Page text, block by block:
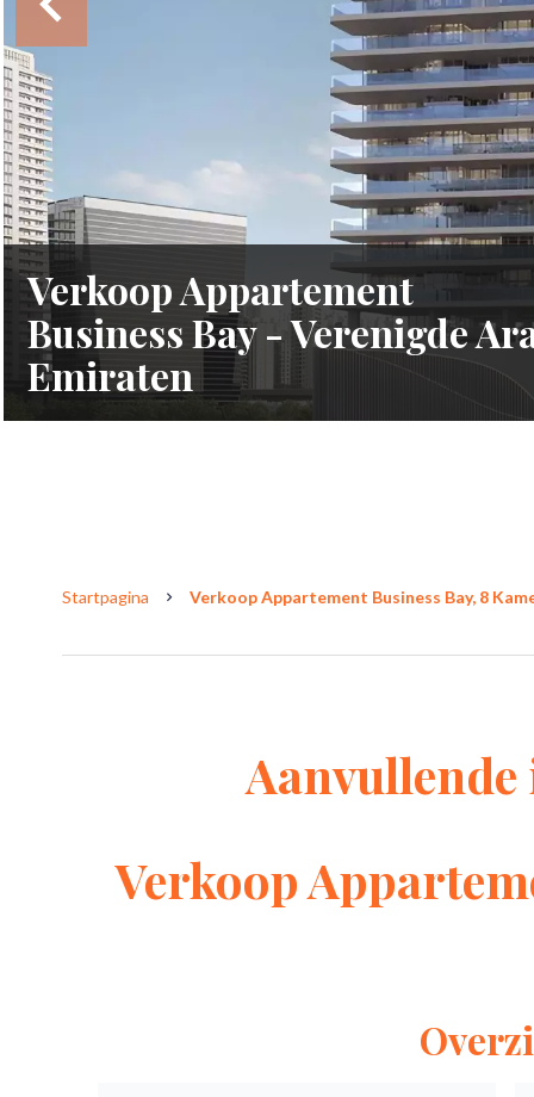
Verkoop Appartement
Business Bay - Verenigde
Emiraten
Startpagina Verkoop Appartement Business Bay, 8
Verkoop